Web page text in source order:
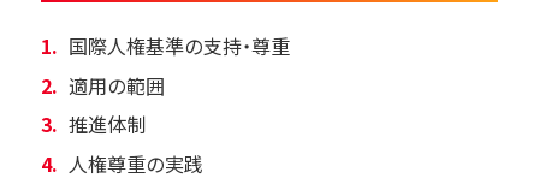
国際人権基準の支持・尊重
適用の範囲
推進体制
人権尊重の実践